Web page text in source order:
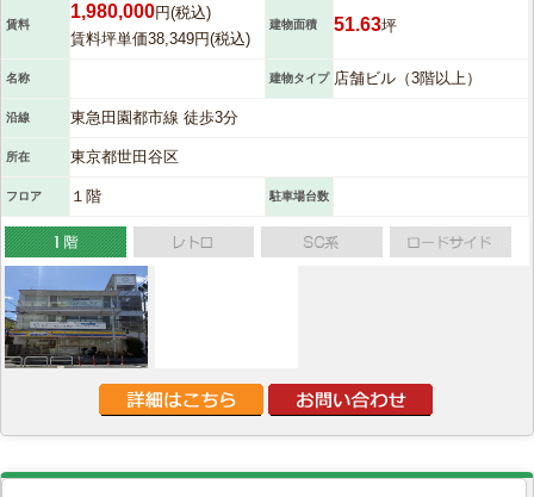
賃料
1,980,000円(税込)
賃料坪単価38,349円(税込)
建物面積 51.63坪
名称 建物タイプ 店舗ビル（3階以上）
沿線 東急田園都市線 徒歩3分
所在 東京都世田谷区
フロア １階 駐車場台数